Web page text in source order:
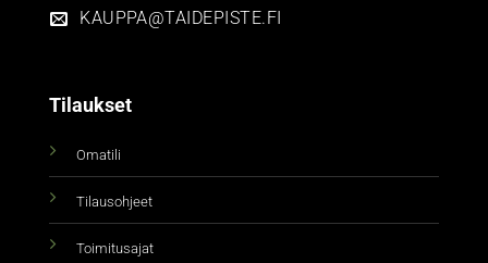
KAUPPA@TAIDEPISTE.FI
Tilaukset
Omatili
Tilausohjeet
Toimitusajat